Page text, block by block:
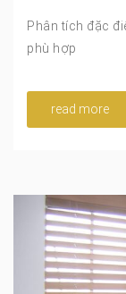
Phân tích đặc
phù hợp
read more